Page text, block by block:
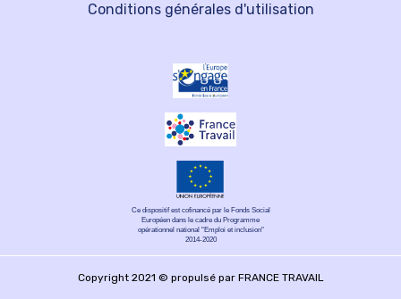
Conditions générales d'utilisation
Ce dispositif est cofinancé par le Fonds Social
Européen dans le cadre du Programme
opérationnel national "Emploi et inclusion"
2014-2020
Copyright 2021 © propulsé par FRANCE TRAVAIL